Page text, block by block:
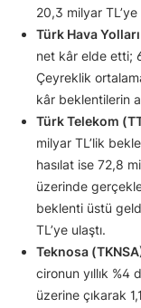
20,3 milyar
Türk Hava
net kâr elde etti;
Çeyreklik
kâr beklentilerin
Türk Telekom
milyar TL’lik
hasılat ise 72,8
üzerinde
beklenti üstü
TL’ye ulaştı.
Teknosa
cironun yıllık %4
üzerine çıkarak